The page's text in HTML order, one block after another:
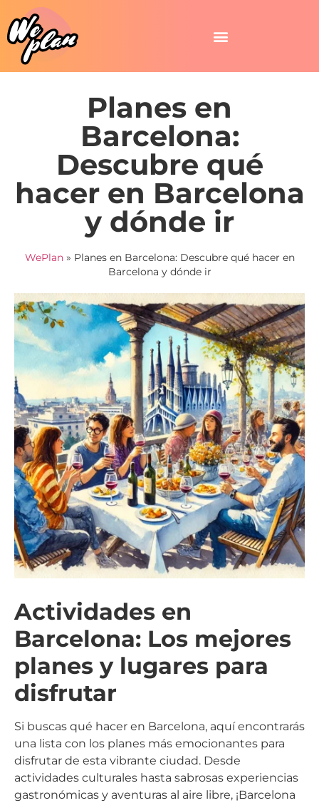
Planes en
Barcelona:
Descubre qué
hacer en Barcelona
y dónde ir
WePlan» Planes en Barcelona: Descubre qué hacer en
Barcelona y dónde ir
Actividades en
Barcelona: Los mejores
planes y lugares para
disfrutar
Si buscas qué hacer en Barcelona, aquí encontrarás
una lista con los planes más emocionantes para
disfrutar de esta vibrante ciudad. Desde
actividades culturales hasta sabrosas experiencias
gastronómicas y aventuras al aire libre, ¡Barcelona